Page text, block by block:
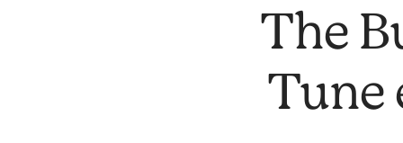
The
Tune